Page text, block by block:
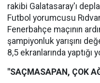
rakibi Galatasaray'ı
Futbol yorumcusu
Fenerbahçe maçının
şampiyonluk yarışını
8,5 ekranlarında yaptığı
"SAÇMASAPAN, ÇOK